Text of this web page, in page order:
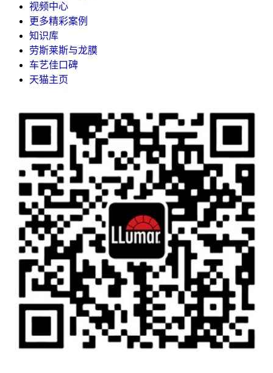
视频中心
更多精彩案例
知识库
劳斯莱斯与龙膜
车艺佳口碑
天猫主页